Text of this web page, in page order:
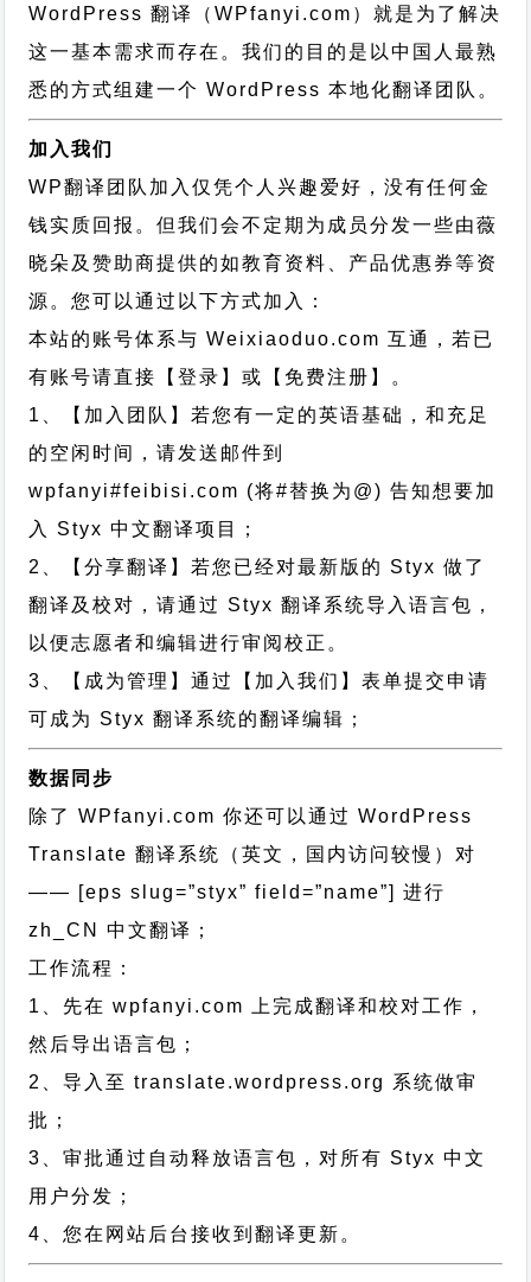
WordPress 翻译（WPfanyi.com） 就是为了解决
这一基本需求而存在。我们的目的是以中国人最熟
悉的方式组建一个 WordPress 本地化翻译团队。
加入我们
WP翻译团队加入仅凭个人兴趣爱好，没有任何金
钱实质回报。但我们会不定期为成员分发一些由薇
晓朵及赞助商提供的如教育资料、产品优惠券等资
源。您可以通过以下方式加入：
本站的账号体系与Weixiaoduo.com 互通，若已
有账号请直接【登录】或【免费注册】。
1、【加入团队】若您有一定的英语基础，和充足
的空闲时间，请发送邮件到
wpfanyi#feibisi.com (将#替换为@) 告知想要加
入 Styx 中文翻译项目；
2、【分享翻译】若您已经对最新版的 Styx 做了
翻译及校对，请通过 Styx 翻译系统导入语言包，
以便志愿者和编辑进行审阅校正。
3、【成为管理】通过【加入我们】表单提交申请
可成为 Styx 翻译系统的翻译编辑；
数据同步
除了 WPfanyi.com 你还可以通过WordPress
Translate 翻译系统（英文，国内访问较慢）对
—— [eps slug=”styx” field=”name”]进行
zh_CN
中文翻译；
工作流程：
1、先在 wpfanyi.com 上完成翻译和校对工作，
然后导出语言包；
2、导入至 translate.wordpress.org 系统做审
批；
3、审批通过自动释放语言包，对所有 Styx 中文
用户分发；
4、您在网站后台接收到翻译更新。